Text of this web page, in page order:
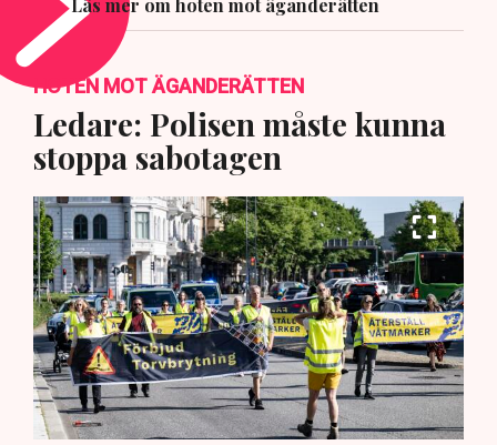
Läs mer om hoten mot äganderätten
HOTEN MOT ÄGANDERÄTTEN
Ledare: Polisen måste kunna
stoppa sabotagen